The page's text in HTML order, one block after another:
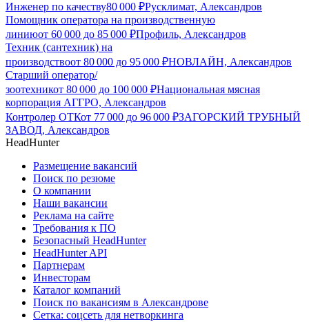
Инженер по качеству80 000 ₽Русклимат, Александров
Помощник оператора на производственную
линиюот 60 000 до 85 000 ₽Профиль, Александров
Техник (сантехник) на
производствоот 80 000 до 95 000 ₽НОВЛАЙН, Александров
Старший оператор/
зоотехникот 80 000 до 100 000 ₽Национальная мясная
корпорация АГГРО, Александров
Контролер ОТКот 77 000 до 96 000 ₽ЗАГОРСКИЙ ТРУБНЫЙ
ЗАВОД, Александров
HeadHunter
Размещение вакансий
Поиск по резюме
О компании
Наши вакансии
Реклама на сайте
Требования к ПО
Безопасный HeadHunter
HeadHunter API
Партнерам
Инвесторам
Каталог компаний
Поиск по вакансиям в Александрове
Сетка: соцсеть для нетворкинга